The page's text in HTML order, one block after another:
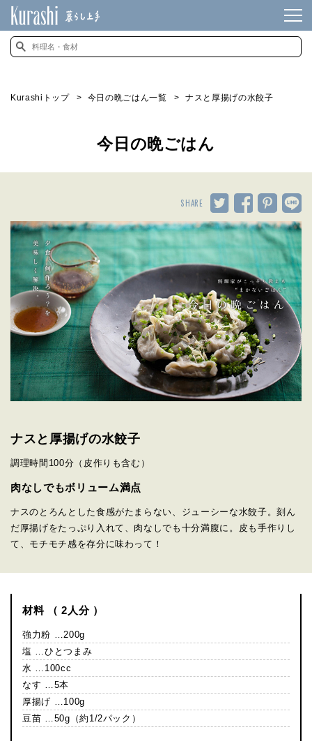
Kurashiトップ 今日の晩ごはん一覧 ナスと厚揚げの水餃子
今日の晩ごはん
SHARE
ナスと厚揚げの水餃子
調理時間 100分 （皮作りも含む）
肉なしでもボリューム満点
ナスのとろんとした食感がたまらない、ジューシーな水餃子。刻ん
だ厚揚げをたっぷり入れて、肉なしでも十分満腹に。皮も手作りし
て、モチモチ感を存分に味わって！
材料 （ 2人分 ）
強力粉 …200g
塩 …ひとつまみ
水 …100cc
なす …5本
厚揚げ …100g
豆苗 …50g（約1/2パック）